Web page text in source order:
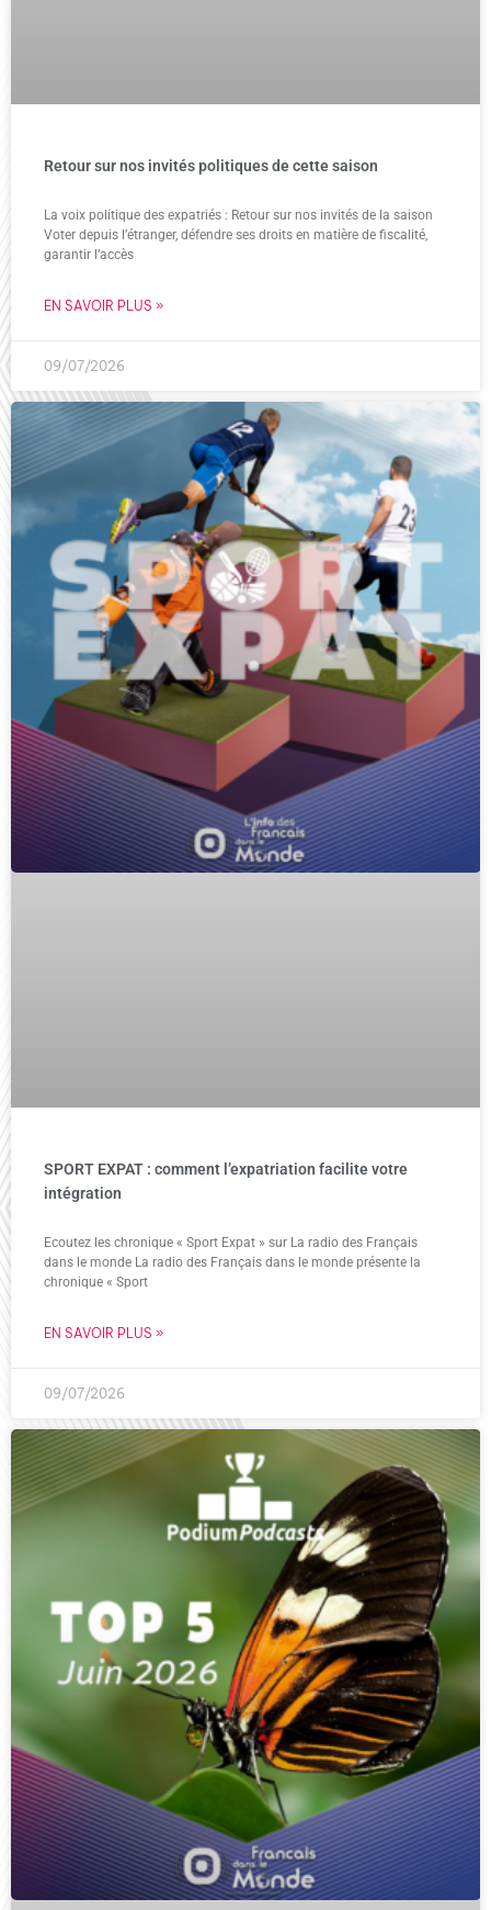
Retour sur nos invités politiques de cette saison
La voix politique des expatriés : Retour sur nos invités de la saison
Voter depuis l’étranger, défendre ses droits en matière de fiscalité,
garantir l’accès
EN SAVOIR PLUS »
09/07/2026
SPORT EXPAT : comment l’expatriation facilite votre
intégration
Ecoutez les chronique « Sport Expat » sur La radio des Français
dans le monde La radio des Français dans le monde présente la
chronique « Sport
EN SAVOIR PLUS »
09/07/2026